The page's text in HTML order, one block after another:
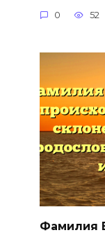
0 52
Фамилия